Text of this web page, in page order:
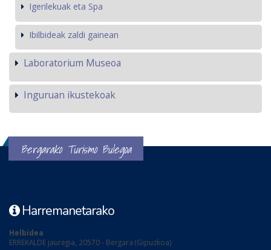
Igerilekuak eta Spa
Ibilbideak zaldi gainean
Laboratorium Museoa
Inguruan ikustekoak
Bergarako Turismo Bulegoa
Harremanetarako
Helbidea
ERREKALDE jauregia, 20570 - Bergara (Gipuzkoa)